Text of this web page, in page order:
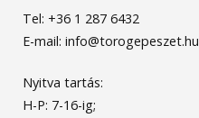
Tel: +36 1 287 6432
E-mail: info@torogepeszet.hu
Nyitva tartás:
H-P: 7-16-ig;